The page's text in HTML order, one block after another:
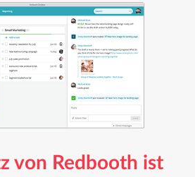
von Redbooth ist